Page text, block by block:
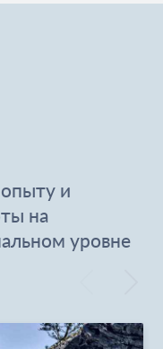
и
на
уровне